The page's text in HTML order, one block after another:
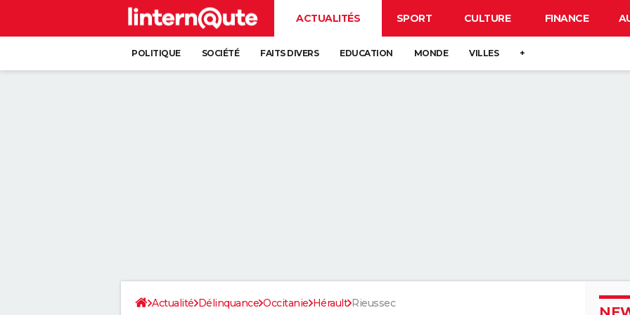
ACTUALITÉS SPORT CULTURE FINANCE
POLITIQUE SOCIÉTÉ FAITS DIVERS EDUCATION MONDE VILLES +
Actualité Délinquance Occitanie Hérault Rieussec